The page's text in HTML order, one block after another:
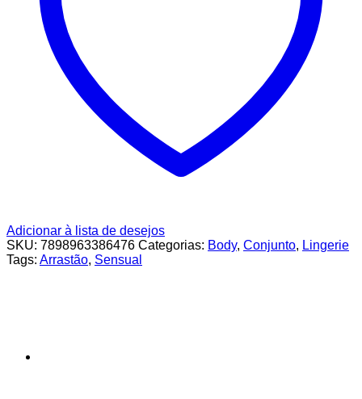
Adicionar à lista de desejos
SKU: 7898963386476 Categorias: Body, Conjunto, Lingerie
Tags: Arrastão, Sensual